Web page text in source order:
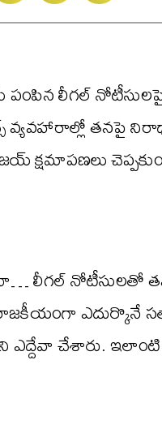
పంపిన లీగల్
వ్యవహారాల్లో తనపై
క్షమాపణలు
లీగల్ నోటీసులతో
ఎదుర్కొనే
ఎద్దేవా చేశారు. ఇలాంటి